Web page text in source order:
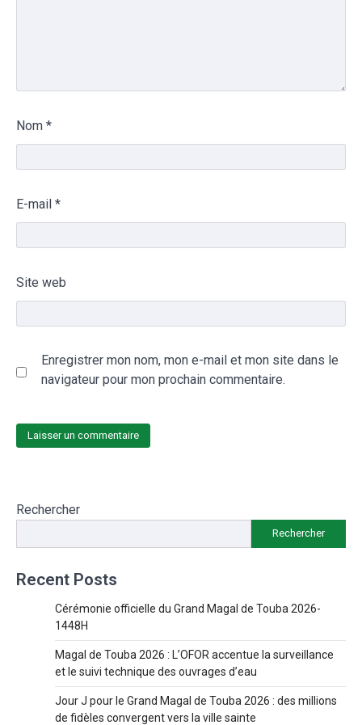
Nom *
E-mail *
Site web
Enregistrer mon nom, mon e-mail et mon site dans le
navigateur pour mon prochain commentaire.
Rechercher
Rechercher
Recent Posts
Cérémonie officielle du Grand Magal de Touba 2026-
1448H
Magal de Touba 2026 : L’OFOR accentue la surveillance
et le suivi technique des ouvrages d’eau
Jour J pour le Grand Magal de Touba 2026 : des millions
de fidèles convergent vers la ville sainte